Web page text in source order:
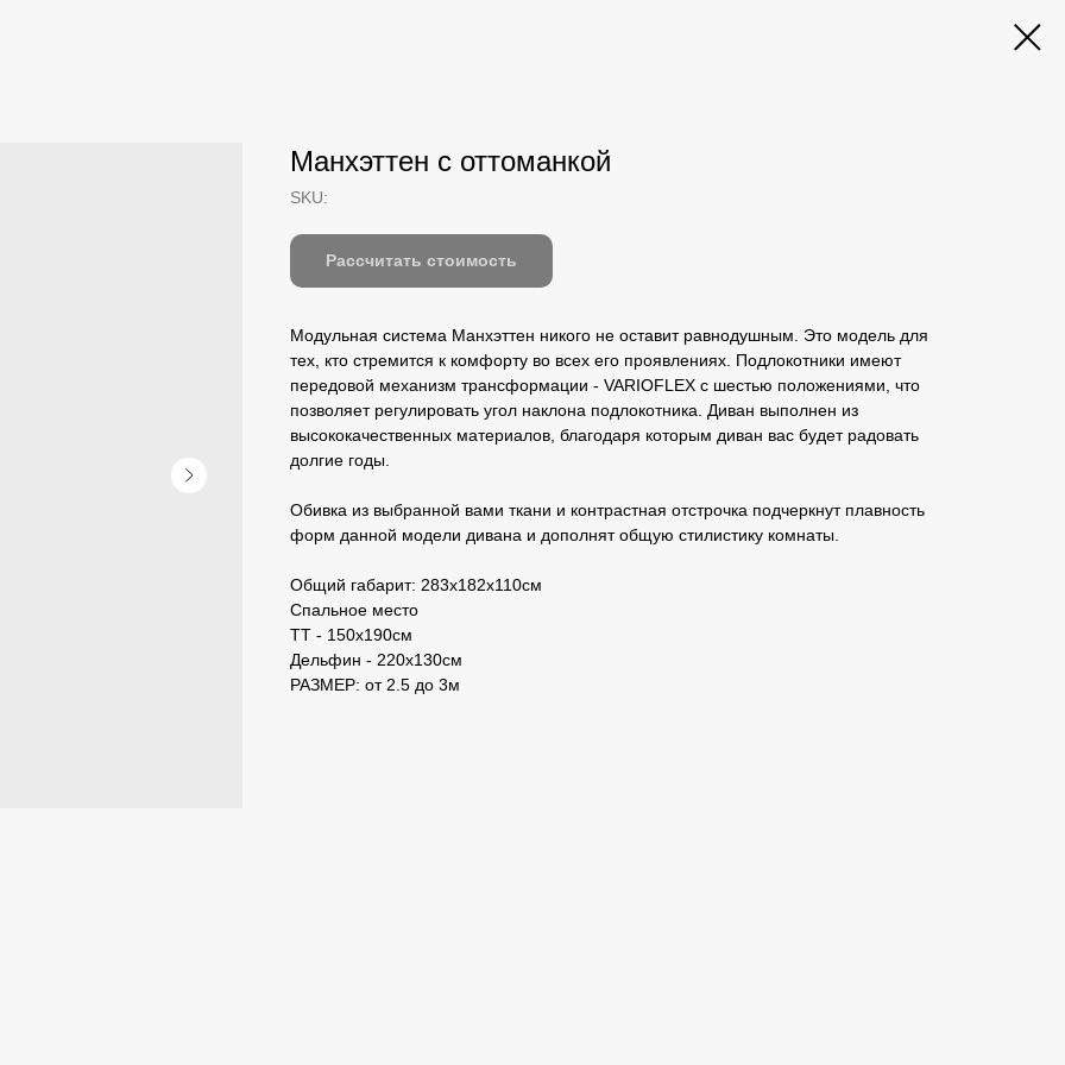
Манхэттен с оттоманкой
SKU:
Рассчитать стоимость
Модульная система Манхэттен никого не оставит равнодушным. Это модель для
тех, кто стремится к комфорту во всех его проявлениях. Подлокотники имеют
передовой механизм трансформации - VARIOFLEX с шестью положениями, что
позволяет регулировать угол наклона подлокотника. Диван выполнен из
высококачественных материалов, благодаря которым диван вас будет радовать
долгие годы.
Обивка из выбранной вами ткани и контрастная отстрочка подчеркнут плавность
форм данной модели дивана и дополнят общую стилистику комнаты.
Общий габарит: 283х182х110см
Спальное место
ТТ - 150х190см
Дельфин - 220х130см
РАЗМЕР: от 2.5 до 3м